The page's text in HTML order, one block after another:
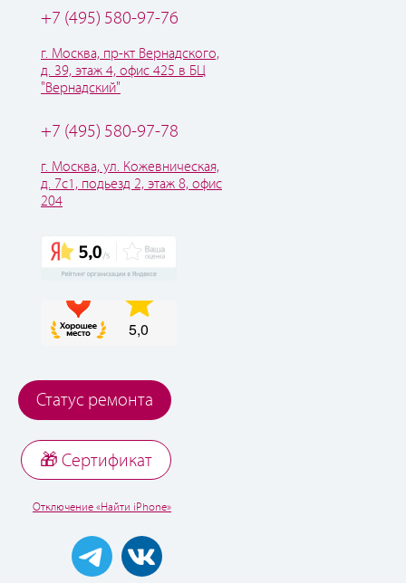
+7 (495) 580-97-76
г. Москва, пр-кт Вернадского,
д. 39, этаж 4, офис 425 в БЦ
"Вернадский"
+7 (495) 580-97-78
г. Москва, ул. Кожевническая,
д. 7с1, подьезд 2, этаж 8, офис
204
Статус ремонта
🎁 Cертификат
Отключение «Найти iPhone»